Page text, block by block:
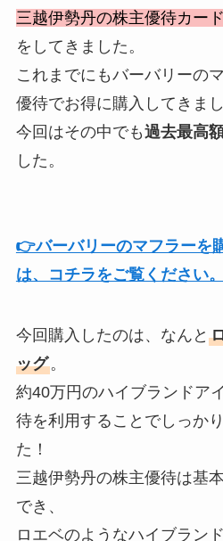
三越伊勢丹の株主優待カード
をしてきました。
これまでにもバーバリーの
優待でお得に購入してきまし
今回はその中でも過去最高
した。
👉バーバリーのマフラーを
は、コチラをご覧ください。
今回購入したのは、なんと
ッグ。
約40万円のハイブランドア
待を利用することでしっか
た！
三越伊勢丹の株主優待は基
でき、
ロエベのようなハイブラン